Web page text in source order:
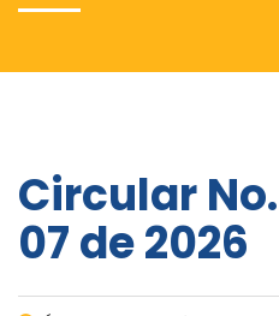
Circular
07 de 2026